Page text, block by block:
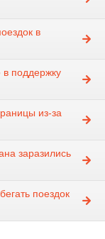
в
поддержку
из-за
заразились
поездок